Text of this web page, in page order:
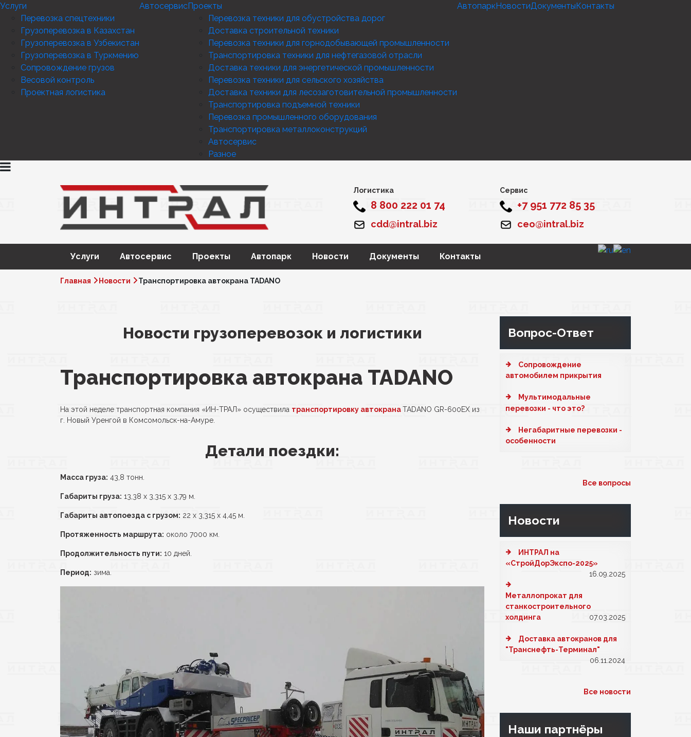
Услуги
Перевозка спецтехники
Грузоперевозка в Казахстан
Грузоперевозка в Узбекистан
Грузоперевозка в Туркмению
Сопровождение грузов
Весовой контроль
Проектная логистика
АвтосервисПроекты
Перевозка техники для обустройства дорог
Доставка строительной техники
Перевозка техники для горнодобывающей промышленности
Транспортировка техники для нефтегазовой отрасли
Доставка техники для энергетической промышленности
Перевозка техники для сельского хозяйства
Доставка техники для лесозаготовительной промышленности
Транспортировка подъемной техники
Перевозка промышленного оборудования
Транспортировка металлоконструкций
Автосервис
Разное
АвтопаркНовостиДокументыКонтакты
Логистика
8 800 222 01 74
cdd@intral.biz
Сервис
+7 951 772 85 35
ceo@intral.biz
Услуги Автосервис Проекты Автопарк Новости Документы Контакты
Главная Новости Транспортировка автокрана TADANO
Новости грузоперевозок и логистики
Транспортировка автокрана TADANO
На этой неделе транспортная компания «ИН-ТРАЛ» осуществила транспортировку автокранаTADANO GR-600EX из
г. Новый Уренгой в Комсомольск-на-Амуре.
Детали поездки:
Масса груза: 43,8 тонн.
Габариты груза: 13,38 х 3,315 х 3,79 м.
Габариты автопоезда с грузом: 22 х 3,315 х 4,45 м.
Протяженность маршрута: около 7000 км.
Продолжительность пути: 10 дней.
Период: зима.
Вопрос-Ответ
Cопровождение
автомобилем прикрытия
Мультимодальные
перевозки - что это?
Негабаритные перевозки -
особенности
Все вопросы
Новости
ИНТРАЛ на
«СтройДорЭкспо-2025»
16.09.2025
Металлопрокат для
станкостроительного
холдинга
07.03.2025
Доставка автокранов для
"Транснефть-Терминал"
06.11.2024
Все новости
Наши партнёры